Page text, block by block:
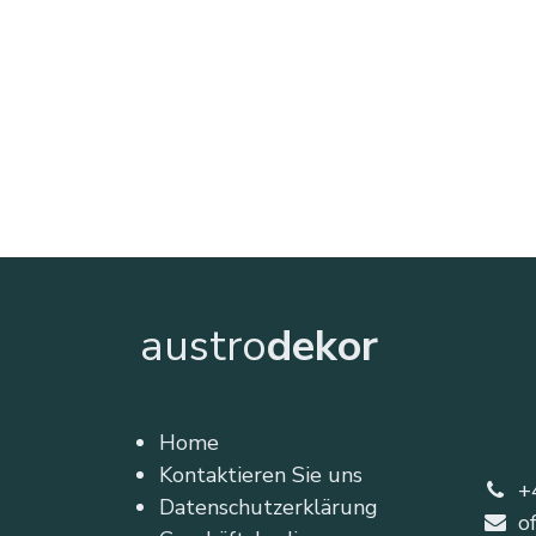
austrodekor
Home
Kontaktieren Sie uns
Datenschutzerklärung